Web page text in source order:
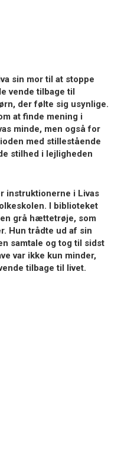
sin mor til at stoppe
vende tilbage til
der følte sig usynlige.
at finde mening i
minde, men også for
med stillestående
stilhed i lejligheden
instruktionerne i Livas
I biblioteket
grå hættetrøje, som
Hun trådte ud af sin
samtale og tog til sidst
var ikke kun minder,
tilbage til livet.